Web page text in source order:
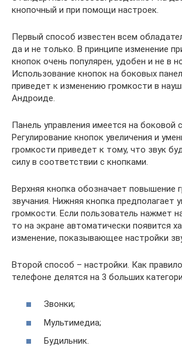
кнопочный и при помощи настроек.
Первый способ известен всем
да и не только. В принципе изменение
кнопок очень популярен, удобен и не в
Использование кнопок на боковых
приведет к изменению громкости в
Андроиде.
Панель управления имеется на боковой
Регулирование кнопок увеличения и
громкости приведет к тому, что звук
силу в соответствии с кнопками.
Верхняя кнопка обозначает повышение
звучания. Нижняя кнопка предполагает
громкости. Если пользователь нажмет
то на экране автоматически появится
изменение, показывающее настройки
Второй способ – настройки. Как
телефоне делятся на 3 больших
Звонки;
Мультимедиа;
Будильник.